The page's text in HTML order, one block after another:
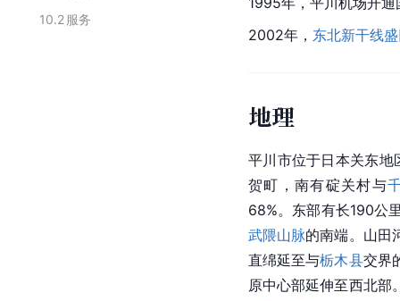
10.2服务
2002年， 东北新干线
地理
平川市位于日本关东地
贺町，南有碇关村与
68%。东部有长190公
武隈山脉的南端。山田
直绵延至与栃木县交界
原中心部延伸至西北部